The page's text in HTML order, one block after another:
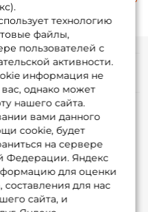
технологию
файлы,
пользователей с
активности.
информация не
однако может
нашего сайта.
вами данного
cookie, будет
на сервере
Федерации. Яндекс
для оценки
для нас
сайта, и